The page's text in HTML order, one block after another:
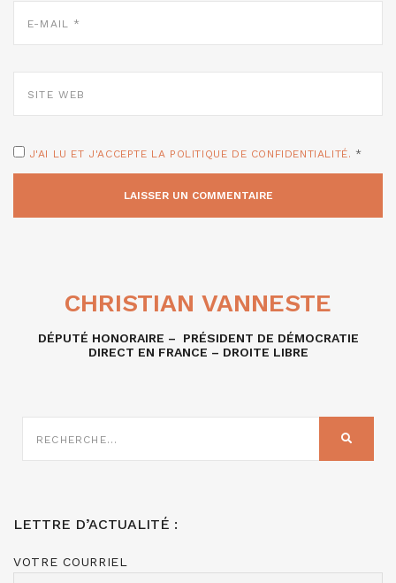
MAIL
WEB
J'AI LU ET J'ACCEPTE LA POLITIQUE DE CONFIDENTIALITÉ. *
CHRISTIAN VANNESTE
DÉPUTÉ HONORAIRE – PRÉSIDENT DE DÉMOCRATIE
DIRECT EN FRANCE – DROITE LIBRE
SUR
LETTRE D’ACTUALITÉ :
VOTRE COURRIEL